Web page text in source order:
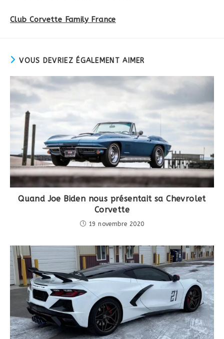
Club Corvette Family France
VOUS DEVRIEZ ÉGALEMENT AIMER
Quand Joe Biden nous présentait sa Chevrolet
Corvette
19 novembre 2020